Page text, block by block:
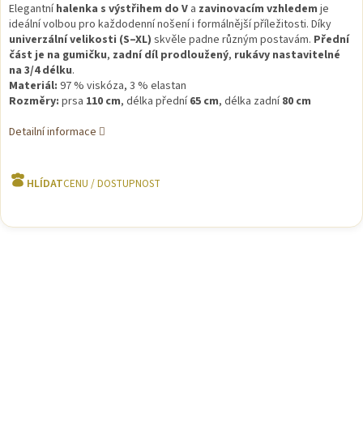
Elegantníhalenka s výstřihem do V a zavinovacím vzhledem je
ideální volbou pro každodenní nošení i formálnější příležitosti. Díky
univerzální velikosti (S–XL) skvěle padne různým postavám. Přední
část je na gumičku, zadní díl prodloužený, rukávy nastavitelné
na 3/4 délku.
Materiál: 97 % viskóza, 3 % elastan
Rozměry: prsa 110 cm, délka přední65 cm, délka zadní80 cm
Detailní informace
HLÍDAT